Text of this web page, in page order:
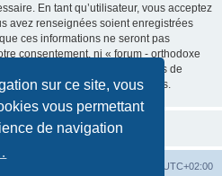
sur ce site, vous
vous permettant
de navigation
En tant qu’utilisateur, vous acceptez
avez renseignées soient enregistrées
ces informations ne seront pas
consentement, ni « forum - orthodoxe
comme responsables en cas de
à compromettre vos données.
UTC+02:00